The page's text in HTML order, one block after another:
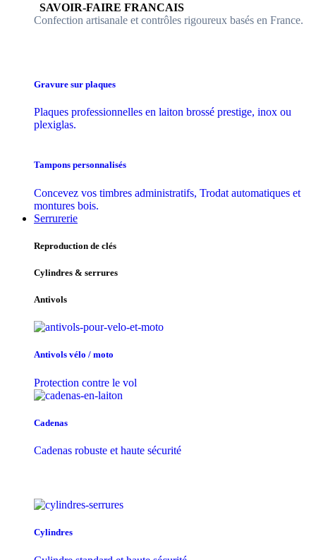
​SAVOIR-FAIRE FRANCAIS
Confection artisanale et contrôles ​rigoureux basés en France.
Gravure sur plaques
Plaques professionnelles en laiton brossé prestige, inox ou
plexiglas.
Tampons personnalisés
Concevez vos timbres administratifs, Trodat automatiques et
montures bois.
Serrurerie
Reproduction de clés
Cylindres & serrures
Antivols
Antivols vélo / moto
Protection contre le vol
Cadenas
Cadenas robuste et haute sécurité
Cylindres